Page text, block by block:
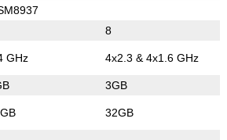
8
GHz 4x2.3 & 4x1.6 GHz
3GB
32GB